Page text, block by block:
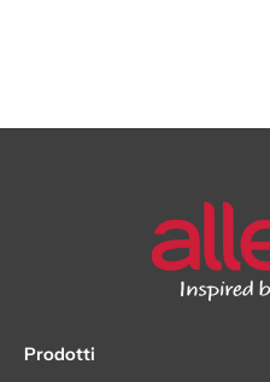
Prodotti